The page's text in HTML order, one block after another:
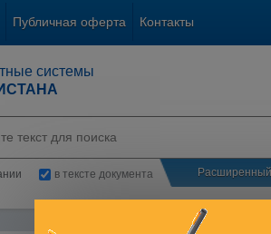
Публичная оферта Контакты
системы
в тексте документа